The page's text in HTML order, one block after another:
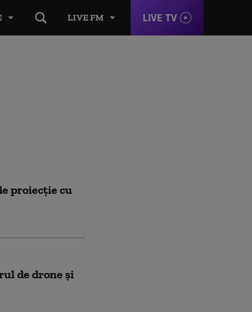
LIVE FM LIVE TV
proiecţie cu
de drone și